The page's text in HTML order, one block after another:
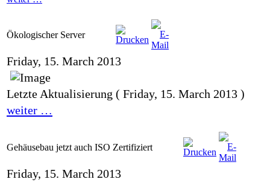
Ökologischer Server
Friday, 15. March 2013
Letzte Aktualisierung ( Friday, 15. March 2013 )
weiter …
Gehäusebau jetzt auch ISO Zertifiziert
Friday, 15. March 2013